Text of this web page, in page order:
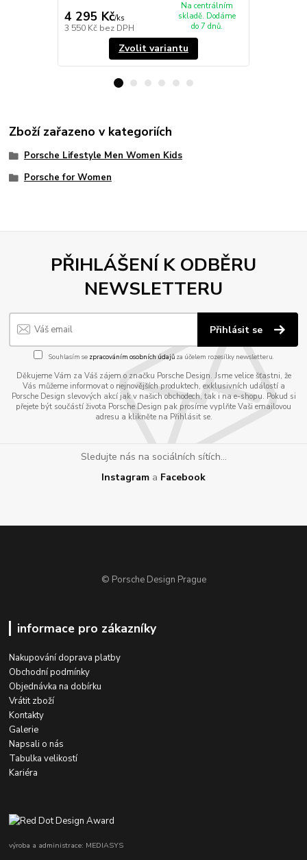
4 295 Kč/ks
3 550 Kč bez DPH
Na centrálním
skladě. Dodáme
do 7 dnů.
Zvolit variantu
Zboží zařazeno v kategoriích
Porsche Lifestyle Men Women Kids
Porsche for Women
PŘIHLÁŠENÍ K ODBĚRU
NEWSLETTERU
Přihlásit se
Souhlasím se zpracováním osobních údajůza účelem rozesílky newsletteru.
Děkujeme Vám za Váš zájem o značku Porsche Design. Jsme velice šťastni, že
Vás můžeme informovat o nejnovějších produktech, exklusivních událostí a
Porsche Design slevových akcí jak v našich obchodech, tak i na e-shopu. Pokud si
přejete být součástí života Porsche Design pak prosíme vyplňte Vaši emailovou
adresu a klikněte na Přihlásit se.
Sledujte nás na sociálních sítích...
Instagram a Facebook
© Porsche Design Prague
informace pro zákazníky
Nakupování doprava platby
Obchodní podmínky
Objednávka na dobírku
Vrátit zboží
Kontakty
Galerie
Napsali o nás
Tabulka velikostí
Kariéra
výroba a administrace: MEDIASYS